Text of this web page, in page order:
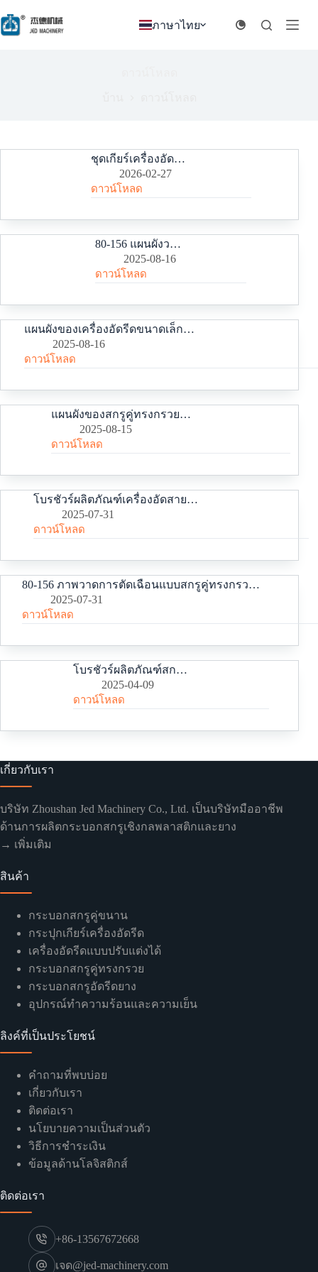
ไป
ภาษาไทย
ชุดเกียร์เครื่องอัดรีด (ชุดส่งกำลัง)
2026-02-27
ดาวน์โหลด
80-156 แผนผังวงจรเครื่องอัดรีด
2025-08-16
ดาวน์โหลด
แผนผังของเครื่องอัดรีดขนาดเล็กและเครื่องอัดรีดแบบทดลอง
2025-08-16
ดาวน์โหลด
แผนผังของสกรูคู่ทรงกรวยและกระบอกสูบ 65-132
2025-08-15
ดาวน์โหลด
โบรชัวร์ผลิตภัณฑ์เครื่องอัดสายไฟฟ้าและออปติกของ Jed
2025-07-31
ดาวน์โหลด
80-156 ภาพวาดการตัดเฉือนแบบสกรูคู่ทรงกรวยและกระบอกสูบสำหรับการอัดโฟม
2025-07-31
ดาวน์โหลด
โบรชัวร์ผลิตภัณฑ์สกรูบาร์เรลของบริษัท
2025-04-09
ดาวน์โหลด
เกี่ยวกับเรา
บริษัท Zhoushan Jed Machinery Co., Ltd. เป็นบริษัทมืออาชีพ
ด้านการผลิตกระบอกสกรูเชิงกลพลาสติกและยาง
→ เพิ่มเติม
สินค้า
กระบอกสกรูคู่ขนาน
กระปุกเกียร์เครื่องอัดรีด
เครื่องอัดรีดแบบปรับแต่งได้
กระบอกสกรูคู่ทรงกรวย
กระบอกสกรูอัดรีดยาง
อุปกรณ์ทำความร้อนและความเย็น
ลิงค์ที่เป็นประโยชน์
คำถามที่พบบ่อย
เกี่ยวกับเรา
ติดต่อเรา
นโยบายความเป็นส่วนตัว
วิธีการชำระเงิน
ข้อมูลด้านโลจิสติกส์
ติดต่อเรา
+86-13567672668
เจด@jed-machinery.com